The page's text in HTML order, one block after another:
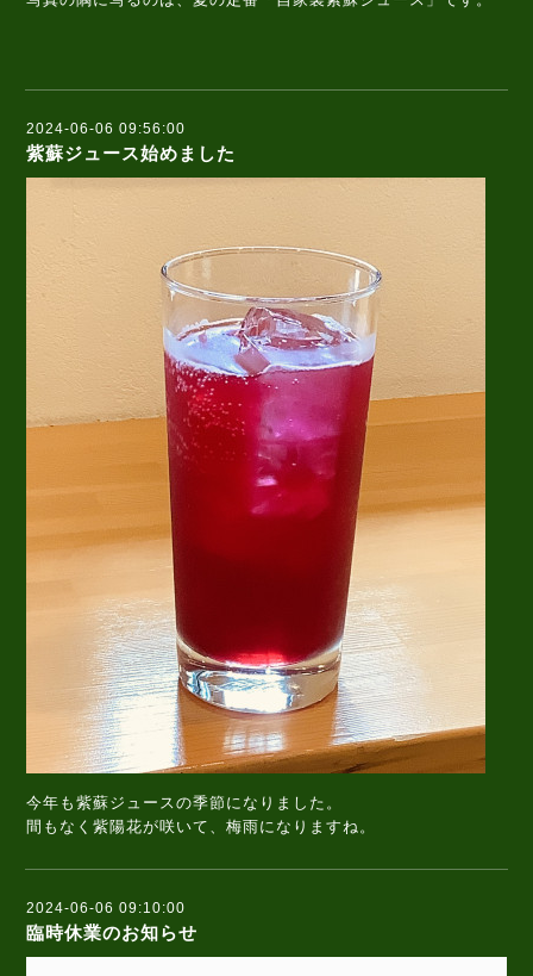
2024-06-06 09:56:00
紫蘇ジュース始めました
今年も紫蘇ジュースの季節になりました。
間もなく紫陽花が咲いて、梅雨になりますね。
2024-06-06 09:10:00
臨時休業のお知らせ